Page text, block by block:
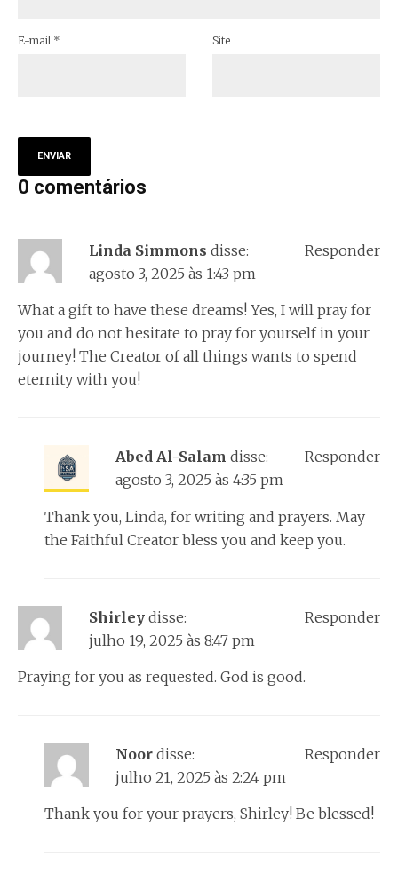
E-mail * Site
0 comentários
Linda Simmons disse:
agosto 3, 2025 às 1:43 pm
What a gift to have these dreams! Yes, I will pray for
you and do not hesitate to pray for yourself in your
journey! The Creator of all things wants to spend
eternity with you!
Responder
Abed Al-Salam disse:
agosto 3, 2025 às 4:35 pm
Thank you, Linda, for writing and prayers. May
the Faithful Creator bless you and keep you.
Responder
Shirley disse:
julho 19, 2025 às 8:47 pm
Praying for you as requested. God is good.
Responder
Noor disse:
julho 21, 2025 às 2:24 pm
Thank you for your prayers, Shirley! Be blessed!
Responder